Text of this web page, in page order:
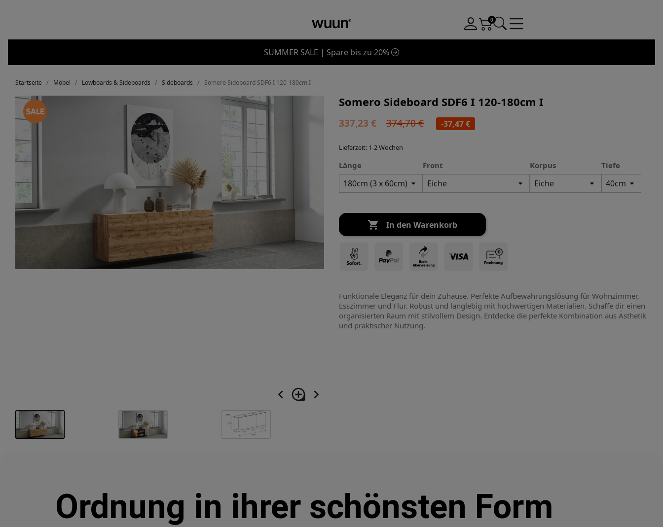
SUMMER SALE | Spare bis zu 20%
Startseite Möbel Lowboards & Sideboards Sideboards Somero Sideboard SDF6 I 120-180cm I
navigate_before loupe navigate_next
Somero Sideboard SDF6 I 120-180cm I
337,23 € 374,70 € -37,47 €
Lieferzeit: 1-2 Wochen
Länge Front Korpus Tiefe
 In den Warenkorb
Funktionale Eleganz für dein Zuhause. Perfekte Aufbewahrungslösung für Wohnzimmer,
Esszimmer und Flur. Robust und langlebig mit hochwertigen Materialien. Schaffe dir einen
organisierten Raum mit stilvollem Design. Entdecke die perfekte Kombination aus Ästhetik
und praktischer Nutzung.
Ordnung in ihrer schönsten Form